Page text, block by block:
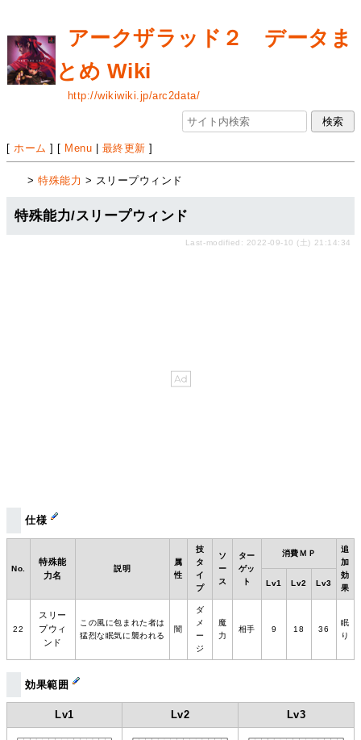
アークザラッド２ データま
とめ Wiki
http://wikiwiki.jp/arc2data/
[ ホーム ] [ Menu 最終更新 ]
>特殊能力 > スリープウィンド
特殊能力/スリープウィンド
Last-modified: 2022-09-10 (土) 21:14:34
仕様
No.
特殊能
力名
説明
属
性
技
タ
イ
プ
ソ
ー
ス
ター
ゲッ
ト
消費ＭＰ
追
加
効
果
Lv1 Lv2 Lv3
22
スリー
プウィ
ンド
この風に包まれた者は
猛烈な眠気に襲われる
闇
ダ
メ
ー
ジ
魔
力
相手 9 18 36
眠
り
効果範囲
Lv1 Lv2 Lv3